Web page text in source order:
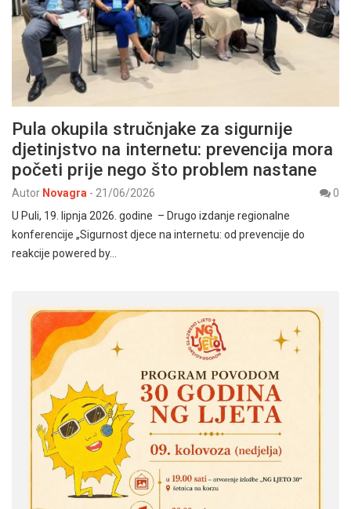
Pula okupila stručnjake za sigurnije
djetinjstvo na internetu: prevencija mora
početi prije nego što problem nastane
Autor Novagra - 21/06/2026
0
U Puli, 19. lipnja 2026. godine – Drugo izdanje regionalne
konferencije „Sigurnost djece na internetu: od prevencije do
reakcije powered by…